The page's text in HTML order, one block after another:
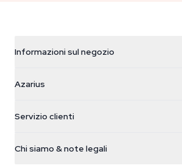
Informazioni sul negozio
Galvaniweg 11
Nederland
+31(0)204897914
Azarius
Smokeshop
Servizio clienti
Chi siamo & note legali